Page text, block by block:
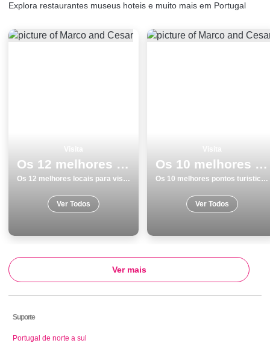
Explora restaurantes museus hoteis e muito mais em Portugal
Os 12 melhores locais para visitar em Vila do Conde
Os 12 melhores locais para visitar em Vila do Conde
Ver Todos
Os 10 melhores pontos turisticos e passeios em Aveiro
Os 10 melhores pontos turisticos e passeios em Aveiro
Ver Todos
Ver mais
Suporte
Portugal de norte a sul